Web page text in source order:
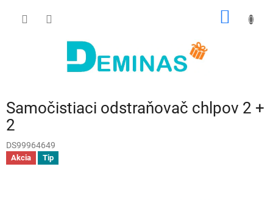
Samočistiaci odstraňovač chlpov 2 +
2
DS99964649
Akcia Tip